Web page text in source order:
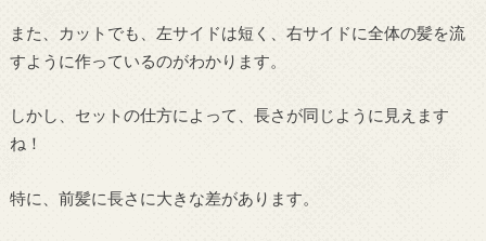
また、カットでも、左サイドは短く、右サイドに全体の髪を流
すように作っているのがわかります。
しかし、セットの仕方によって、長さが同じように見えます
ね！
特に、前髪に長さに大きな差があります。